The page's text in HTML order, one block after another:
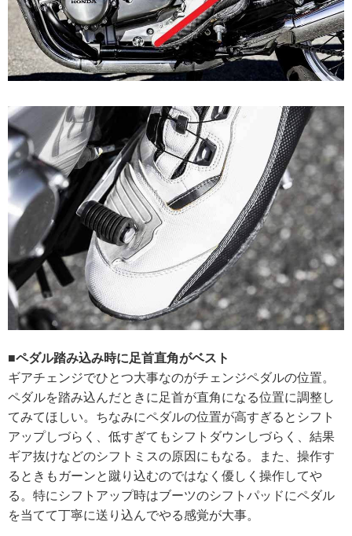
■ペダル踏み込み時に足首直角がベスト
ギアチェンジでひとつ大事なのがチェンジペダルの位置。
ペダルを踏み込んだときに足首が直角になる位置に調整し
てみてほしい。ちなみにペダルの位置が高すぎるとシフト
アップしづらく、低すぎてもシフトダウンしづらく、結果
ギア抜けなどのシフトミスの原因にもなる。また、操作す
るときもガーンと蹴り込むのではなく優しく操作してや
る。特にシフトアップ時はブーツのシフトパッドにペダル
を当てて丁寧に送り込んでやる感覚が大事。